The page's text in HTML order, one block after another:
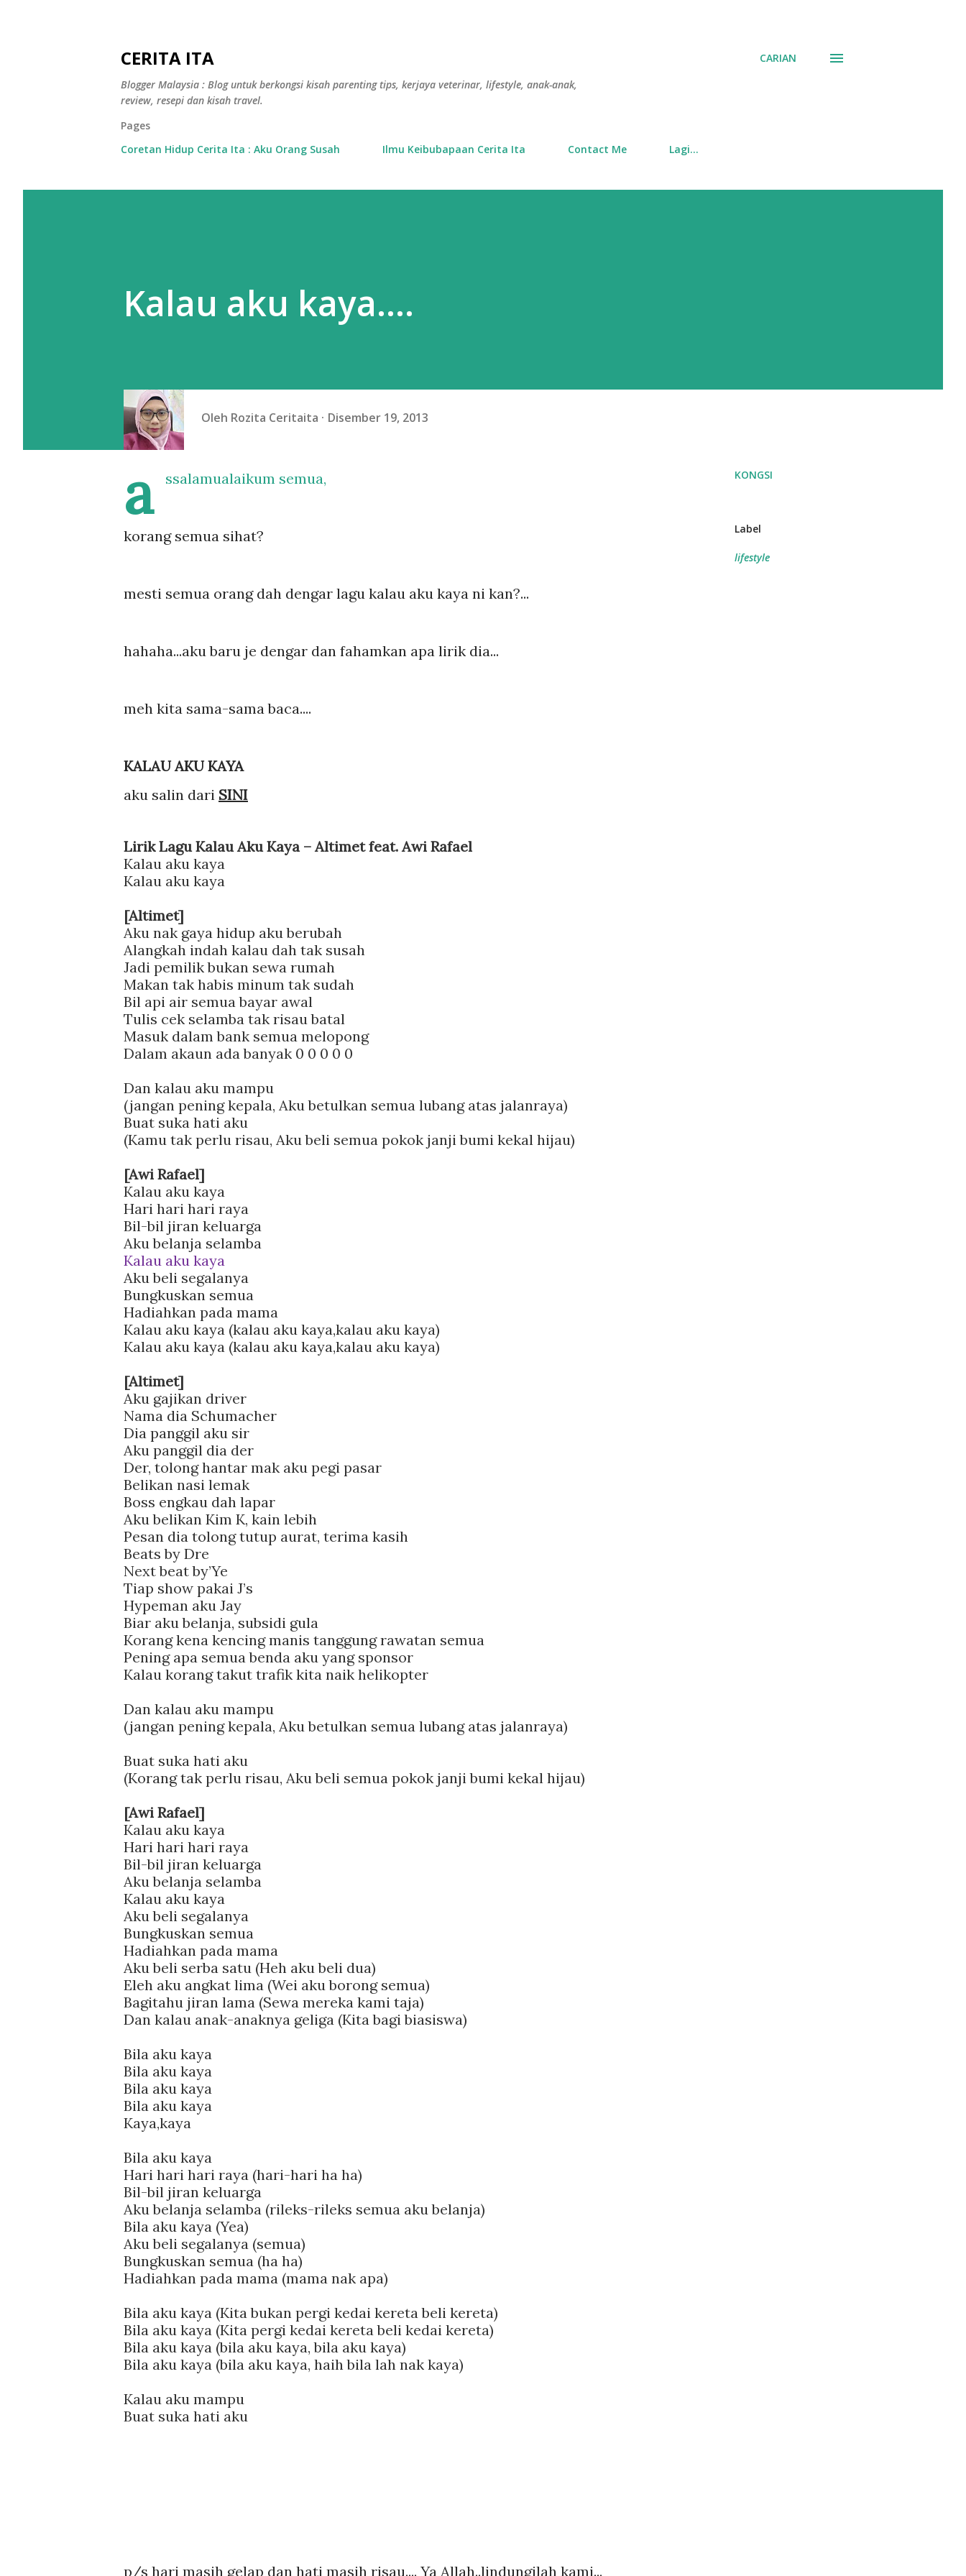
CERITA ITA
Blogger Malaysia : Blog untuk berkongsi kisah parenting tips, kerjaya veterinar, lifestyle, anak-anak,
review, resepi dan kisah travel.
CARIAN
Pages
Coretan Hidup Cerita Ita : Aku Orang Susah
Ilmu Keibubapaan Cerita Ita Contact Me Lagi…
Kalau aku kaya....
Oleh Rozita Ceritaita Disember 19, 2013
a ssalamualaikum semua,
korang semua sihat?
mesti semua orang dah dengar lagu kalau aku kaya ni kan?...
hahaha...aku baru je dengar dan fahamkan apa lirik dia...
meh kita sama-sama baca....
KALAU AKU KAYA
aku salin dari SINI
Lirik Lagu Kalau Aku Kaya – Altimet feat. Awi Rafael
Kalau aku kaya
Kalau aku kaya
[Altimet]
Aku nak gaya hidup aku berubah
Alangkah indah kalau dah tak susah
Jadi pemilik bukan sewa rumah
Makan tak habis minum tak sudah
Bil api air semua bayar awal
Tulis cek selamba tak risau batal
Masuk dalam bank semua melopong
Dalam akaun ada banyak 0 0 0 0 0
Dan kalau aku mampu
(jangan pening kepala, Aku betulkan semua lubang atas jalanraya)
Buat suka hati aku
(Kamu tak perlu risau, Aku beli semua pokok janji bumi kekal hijau)
[Awi Rafael]
Kalau aku kaya
Hari hari hari raya
Bil-bil jiran keluarga
Aku belanja selamba
Kalau aku kaya
Aku beli segalanya
Bungkuskan semua
Hadiahkan pada mama
Kalau aku kaya (kalau aku kaya,kalau aku kaya)
Kalau aku kaya (kalau aku kaya,kalau aku kaya)
[Altimet]
Aku gajikan driver
Nama dia Schumacher
Dia panggil aku sir
Aku panggil dia der
Der, tolong hantar mak aku pegi pasar
Belikan nasi lemak
Boss engkau dah lapar
Aku belikan Kim K, kain lebih
Pesan dia tolong tutup aurat, terima kasih
Beats by Dre
Next beat by’Ye
Tiap show pakai J’s
Hypeman aku Jay
Biar aku belanja, subsidi gula
Korang kena kencing manis tanggung rawatan semua
Pening apa semua benda aku yang sponsor
Kalau korang takut trafik kita naik helikopter
Dan kalau aku mampu
(jangan pening kepala, Aku betulkan semua lubang atas jalanraya)
Buat suka hati aku
(Korang tak perlu risau, Aku beli semua pokok janji bumi kekal hijau)
[Awi Rafael]
Kalau aku kaya
Hari hari hari raya
Bil-bil jiran keluarga
Aku belanja selamba
Kalau aku kaya
Aku beli segalanya
Bungkuskan semua
Hadiahkan pada mama
Aku beli serba satu (Heh aku beli dua)
Eleh aku angkat lima (Wei aku borong semua)
Bagitahu jiran lama (Sewa mereka kami taja)
Dan kalau anak-anaknya geliga (Kita bagi biasiswa)
Bila aku kaya
Bila aku kaya
Bila aku kaya
Bila aku kaya
Kaya,kaya
Bila aku kaya
Hari hari hari raya (hari-hari ha ha)
Bil-bil jiran keluarga
Aku belanja selamba (rileks-rileks semua aku belanja)
Bila aku kaya (Yea)
Aku beli segalanya (semua)
Bungkuskan semua (ha ha)
Hadiahkan pada mama (mama nak apa)
Bila aku kaya (Kita bukan pergi kedai kereta beli kereta)
Bila aku kaya (Kita pergi kedai kereta beli kedai kereta)
Bila aku kaya (bila aku kaya, bila aku kaya)
Bila aku kaya (bila aku kaya, haih bila lah nak kaya)
Kalau aku mampu
Buat suka hati aku
p/s hari masih gelap dan hati masih risau.... Ya Allah..lindungilah kami...
KONGSI
Label
lifestyle